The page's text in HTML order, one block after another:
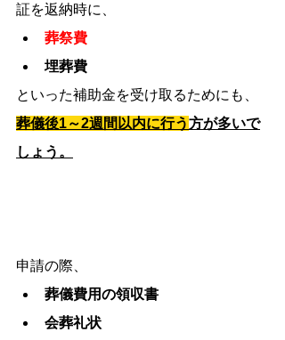
証を返納時に、
葬祭費
埋葬費
といった補助金を受け取るためにも、
葬儀後1～2週間以内に行う方が多いで
しょう。
申請の際、
葬儀費用の領収書
会葬礼状